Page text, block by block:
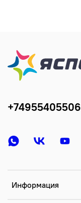
Информация
+74955405506